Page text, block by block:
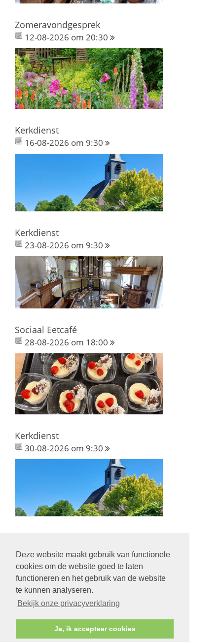
Deze website maakt gebruik van functionele
cookies om de website goed te laten
functioneren en het gebruik van de website
te kunnen analyseren.
Bekijk onze privacyverklaring
Ja, ik accepteer cookies
Zomeravondgesprek
12-08-2026 om 20:30
Kerkdienst
16-08-2026 om 9:30
Kerkdienst
23-08-2026 om 9:30
Sociaal Eetcafé
28-08-2026 om 18:00
Kerkdienst
30-08-2026 om 9:30
Volg ons op:
© Protestantse Gemeente Hurdegaryp